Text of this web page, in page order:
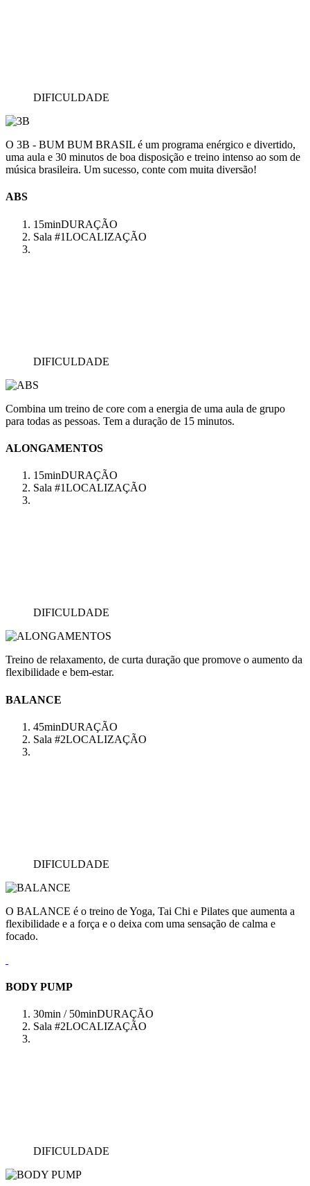
DIFICULDADE
O 3B - BUM BUM BRASIL é um programa enérgico e divertido,
uma aula e 30 minutos de boa disposição e treino intenso ao som de
música brasileira. Um sucesso, conte com muita diversão!
ABS
15minDURAÇÃO
Sala #1LOCALIZAÇÃO
DIFICULDADE
Combina um treino de core com a energia de uma aula de grupo
para todas as pessoas. Tem a duração de 15 minutos.
ALONGAMENTOS
15minDURAÇÃO
Sala #1LOCALIZAÇÃO
DIFICULDADE
Treino de relaxamento, de curta duração que promove o aumento da
flexibilidade e bem-estar.
BALANCE
45minDURAÇÃO
Sala #2LOCALIZAÇÃO
DIFICULDADE
O BALANCE é o treino de Yoga, Tai Chi e Pilates que aumenta a
flexibilidade e a força e o deixa com uma sensação de calma e
focado.
BODY PUMP
30min / 50minDURAÇÃO
Sala #2LOCALIZAÇÃO
DIFICULDADE